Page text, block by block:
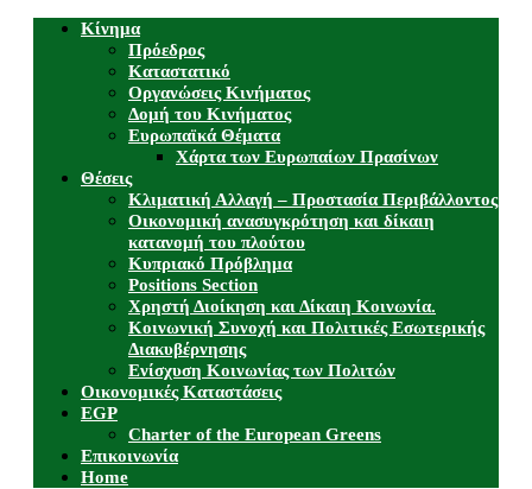
Κίνημα
Πρόεδρος
Καταστατικό
Οργανώσεις Κινήματος
Δομή του Κινήματος
Ευρωπαϊκά Θέματα
Χάρτα των Ευρωπαίων Πρασίνων
Θέσεις
Κλιματική Αλλαγή – Προστασία Περιβάλλοντος
Οικονομική ανασυγκρότηση και δίκαιη
κατανομή του πλούτου
Κυπριακό Πρόβλημα
Positions Section
Χρηστή Διοίκηση και Δίκαιη Κοινωνία.
Κοινωνική Συνοχή και Πολιτικές Εσωτερικής
Διακυβέρνησης
Ενίσχυση Κοινωνίας των Πολιτών
Οικονομικές Καταστάσεις
EGP
Charter of the European Greens
Επικοινωνία
Home